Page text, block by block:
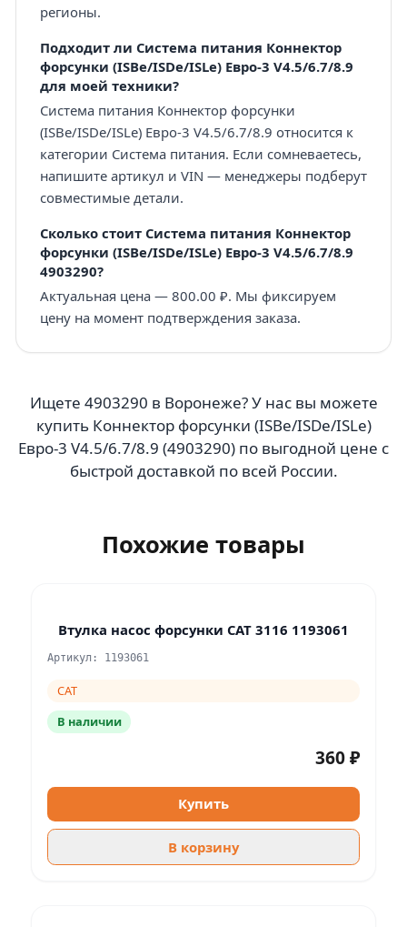
регионы.
Подходит ли Система питания Коннектор
форсунки (ISBe/ISDe/ISLe) Eвро-3 V4.5/6.7/8.9
для моей техники?
Система питания Коннектор форсунки
(ISBe/ISDe/ISLe) Eвро-3 V4.5/6.7/8.9 относится к
категории Система питания. Если сомневаетесь,
напишите артикул и VIN — менеджеры подберут
совместимые детали.
Сколько стоит Система питания Коннектор
форсунки (ISBe/ISDe/ISLe) Eвро-3 V4.5/6.7/8.9
4903290?
Актуальная цена — 800.00 ₽. Мы фиксируем
цену на момент подтверждения заказа.
Ищете 4903290 в Воронеже? У нас вы можете
купить Коннектор форсунки (ISBe/ISDe/ISLe)
Eвро-3 V4.5/6.7/8.9 (4903290) по выгодной цене с
быстрой доставкой по всей России.
Похожие товары
Втулка насос форсунки CAT 3116 1193061
Артикул: 1193061
CAT
В наличии
360 ₽
Купить
В корзину